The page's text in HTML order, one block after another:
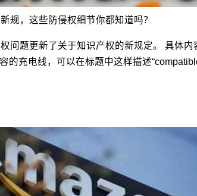
规，这些防侵权细节你都知道吗？
问题更新了关于知识产权的新规定。 具体
的充电线，可以在标题中这样描述